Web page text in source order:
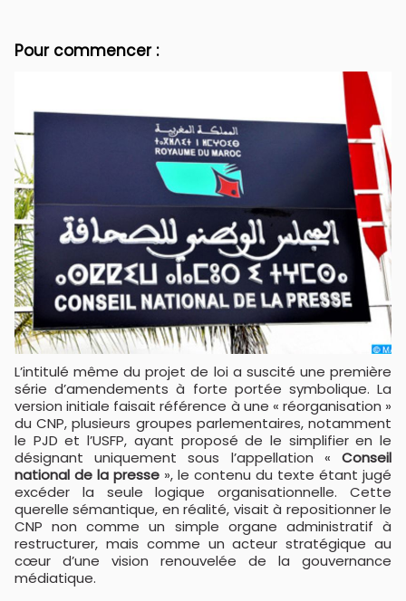
Pour commencer :
L’intitulé même du projet de loi a suscité une première
série d’amendements à forte portée symbolique. La
version initiale faisait référence à une « réorganisation »
du CNP, plusieurs groupes parlementaires, notamment
le PJD et l’USFP, ayant proposé de le simplifier en le
désignant uniquement sous l’appellation « Conseil
national de la presse », le contenu du texte étant jugé
excéder la seule logique organisationnelle. Cette
querelle sémantique, en réalité, visait à repositionner le
CNP non comme un simple organe administratif à
restructurer, mais comme un acteur stratégique au
cœur d’une vision renouvelée de la gouvernance
médiatique.